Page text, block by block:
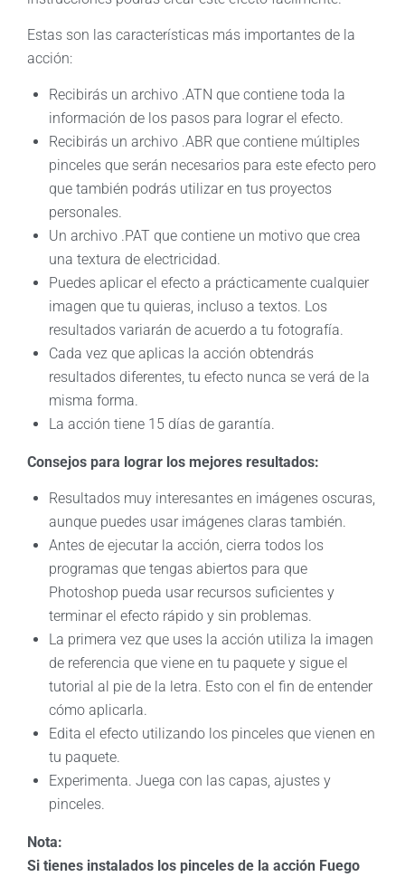
Estas son las características más importantes de la
acción:
Recibirás un archivo .ATN que contiene toda la
información de los pasos para lograr el efecto.
Recibirás un archivo .ABR que contiene múltiples
pinceles que serán necesarios para este efecto pero
que también podrás utilizar en tus proyectos
personales.
Un archivo .PAT que contiene un motivo que crea
una textura de electricidad.
Puedes aplicar el efecto a prácticamente cualquier
imagen que tu quieras, incluso a textos. Los
resultados variarán de acuerdo a tu fotografía.
Cada vez que aplicas la acción obtendrás
resultados diferentes, tu efecto nunca se verá de la
misma forma.
La acción tiene 15 días de garantía.
Consejos para lograr los mejores resultados:
Resultados muy interesantes en imágenes oscuras,
aunque puedes usar imágenes claras también.
Antes de ejecutar la acción, cierra todos los
programas que tengas abiertos para que
Photoshop pueda usar recursos suficientes y
terminar el efecto rápido y sin problemas.
La primera vez que uses la acción utiliza la imagen
de referencia que viene en tu paquete y sigue el
tutorial al pie de la letra. Esto con el fin de entender
cómo aplicarla.
Edita el efecto utilizando los pinceles que vienen en
tu paquete.
Experimenta. Juega con las capas, ajustes y
pinceles.
Nota:
Si tienes instalados los pinceles de la acción Fuego